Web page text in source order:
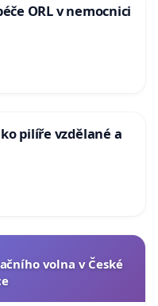
ORL v nemocnici
pilíře vzdělané a
volna v České